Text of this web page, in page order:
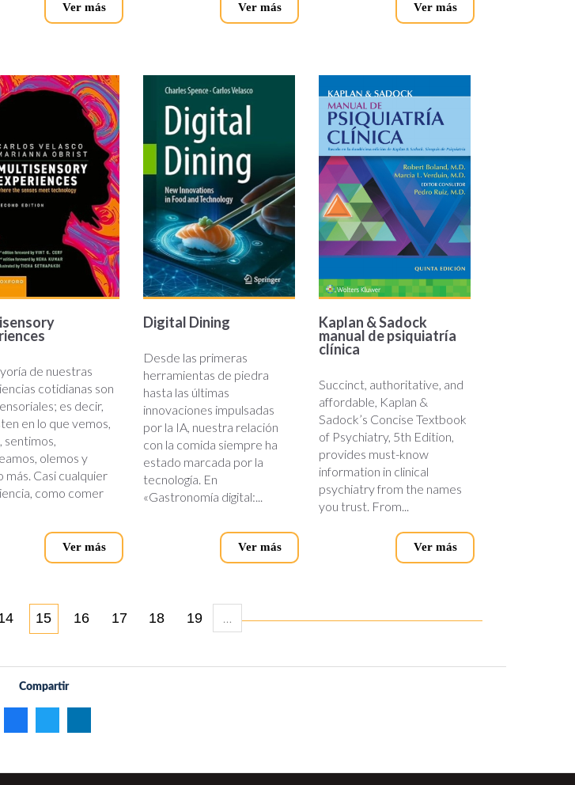
Ver más Ver más Ver más
de nuestras
cotidianas son
es decir,
en lo que vemos,
sentimos,
olemos y
más. Casi cualquier
como comer
Ver más
digital-
dining.jpg
Digital Dining
Desde las primeras
herramientas de piedra
hasta las últimas
innovaciones impulsadas
por la IA, nuestra relación
con la comida siempre ha
estado marcada por la
tecnología. En
«Gastronomía digital:...
Ver más
kaplan-
sadock.jpg
Kaplan & Sadock
manual de psiquiatría
clínica
Succinct, authoritative, and
affordable, Kaplan &
Sadock’s Concise Textbook
of Psychiatry, 5th Edition,
provides must-know
information in clinical
psychiatry from the names
you trust. From...
Ver más
15 16 17 18 19
Compartir